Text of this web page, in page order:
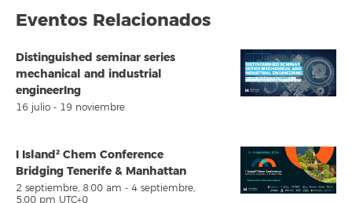
Eventos Relacionados
Distinguished seminar series
mechanical and industrial
engineerIng
16 julio - 19 noviembre
I Island² Chem Conference
Bridging Tenerife & Manhattan
2 septiembre, 8:00 am - 4 septiembre,
5:00 pm UTC+0